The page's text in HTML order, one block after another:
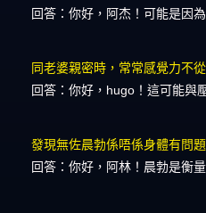
回答：你好，阿杰！可能是因
同老婆親密時，常常感覺力不
回答：你好，hugo！這可能與
發現無佐晨勃係唔係身體有問題
回答：你好，阿林！晨勃是衡